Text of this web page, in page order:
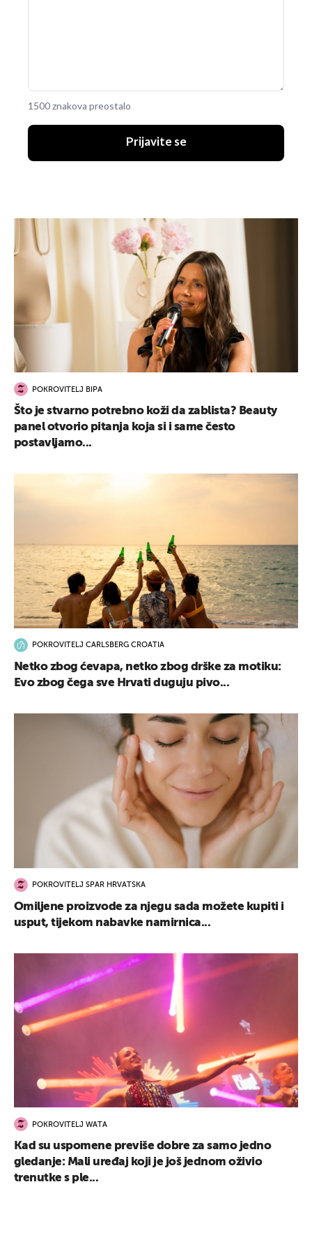
1500 znakova preostalo
Prijavite se
POKROVITELJ BIPA
Što je stvarno potrebno koži da zablista? Beauty
panel otvorio pitanja koja si i same često
postavljamo...
POKROVITELJ CARLSBERG CROATIA
Netko zbog ćevapa, netko zbog drške za motiku:
Evo zbog čega sve Hrvati duguju pivo...
POKROVITELJ SPAR HRVATSKA
Omiljene proizvode za njegu sada možete kupiti i
usput, tijekom nabavke namirnica...
POKROVITELJ WATA
Kad su uspomene previše dobre za samo jedno
gledanje: Mali uređaj koji je još jednom oživio
trenutke s ple...